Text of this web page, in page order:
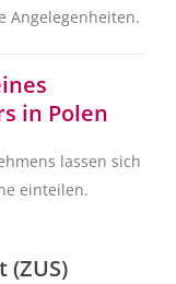
Angelegenheiten.
in Polen
lassen sich
einteilen.